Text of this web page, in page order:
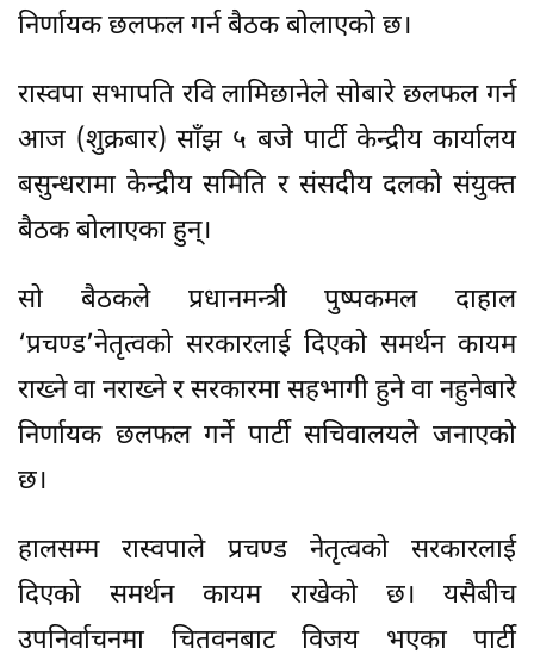
निर्णायक छलफल गर्न बैठक बोलाएको छ।
रास्वपा सभापति रवि लामिछानेले सोबारे छलफल गर्न
आज (शुक्रबार) साँझ ५ बजे पार्टी केन्द्रीय कार्यालय
बसुन्धरामा केन्द्रीय समिति र संसदीय दलको संयुक्त
बैठक बोलाएका हुन्।
सो बैठकले प्रधानमन्त्री पुष्पकमल दाहाल
‘प्रचण्ड’नेतृत्वको सरकारलाई दिएको समर्थन कायम
राख्ने वा नराख्ने र सरकारमा सहभागी हुने वा नहुनेबारे
निर्णायक छलफल गर्ने पार्टी सचिवालयले जनाएको
छ।
हालसम्म रास्वपाले प्रचण्ड नेतृत्वको सरकारलाई
दिएको समर्थन कायम राखेको छ। यसैबीच
उपनिर्वाचनमा चितवनबाट विजय भएका पार्टी